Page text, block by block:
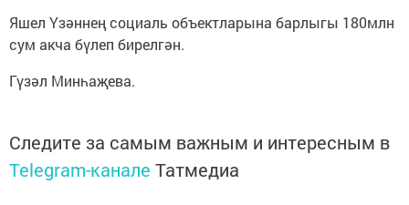
Яшел Үзәннең социаль объектларына барлыгы 180млн
сум акча бүлеп бирелгән.
Гүзәл Минһаҗева.
Следите за самым важным и интересным в
Telegram-канале Татмедиа